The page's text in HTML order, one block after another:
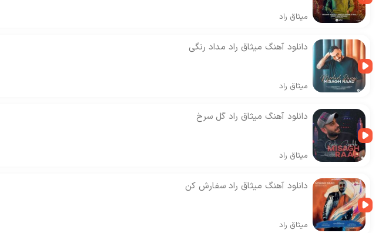
میثاق راد
دانلود آهنگ میثاق راد مداد رنگی
میثاق راد
دانلود آهنگ میثاق راد گل سرخ
میثاق راد
دانلود آهنگ میثاق راد سفارش کن
میثاق راد